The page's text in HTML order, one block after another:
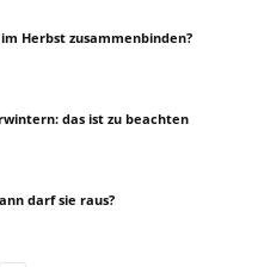
Herbst zusammenbinden?
das ist zu beachten
darf sie raus?